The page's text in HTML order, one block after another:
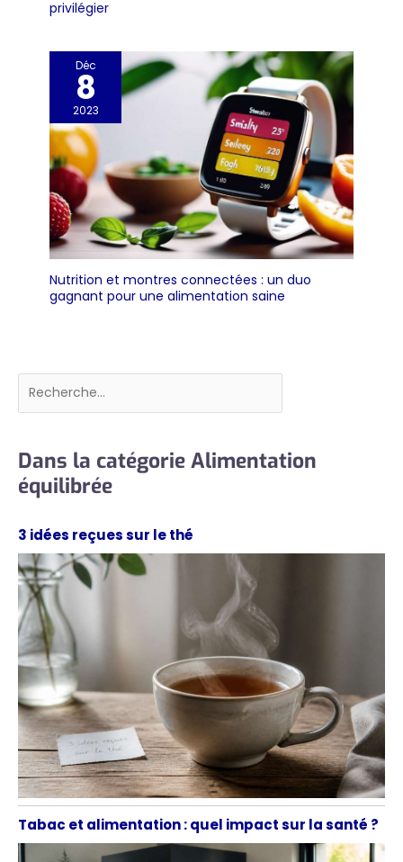
privilégier
Déc
8
2023
Nutrition et montres connectées : un duo
gagnant pour une alimentation saine
Rechercher
Dans la catégorie Alimentation
équilibrée
3 idées reçues sur le thé
Tabac et alimentation : quel impact sur la santé ?